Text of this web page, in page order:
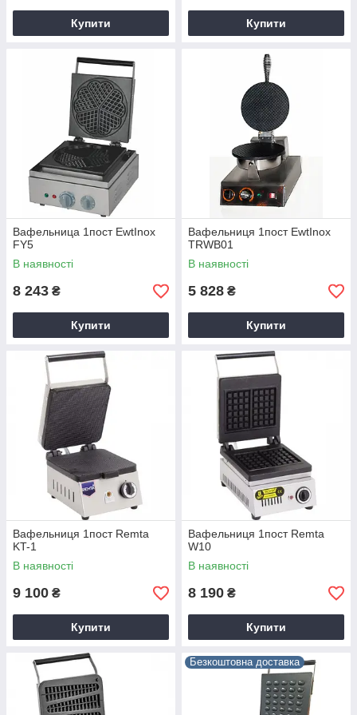
Купити Купити
Вафельница 1пост EwtInox
FY5
В наявності
8 243 ₴
Купити
Вафельниця 1пост EwtInox
TRWB01
В наявності
5 828 ₴
Купити
Вафельниця 1пост Remta
KT-1
В наявності
9 100 ₴
Купити
Вафельниця 1пост Remta
W10
В наявності
8 190 ₴
Купити
Безкоштовна доставка